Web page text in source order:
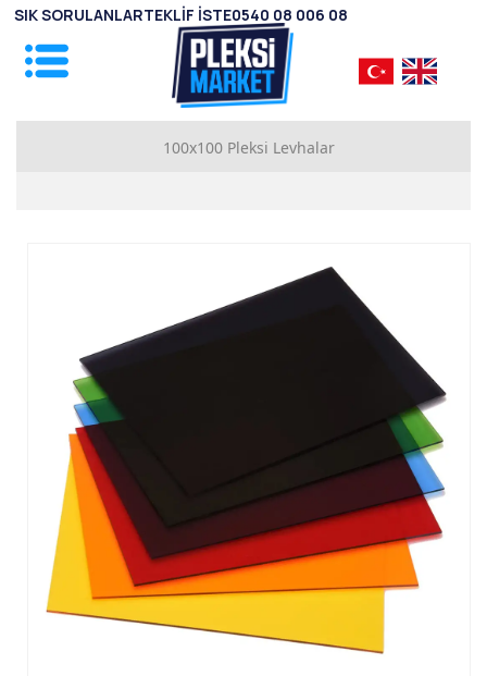
100x100 Pleksi Levhalar
3.8mm Pleksi Levhalar
4.8mm Pleksi Levhalar
5.8mm Pleksi Levhalar
7.8mm Pleksi Levhalar
9.8mm Pleksi Levhalar
15mm Pleksi Levhalar
20mm Pleksi Levhalar
SIK SORULANLARTEKLİF İSTE0540 08 006 08